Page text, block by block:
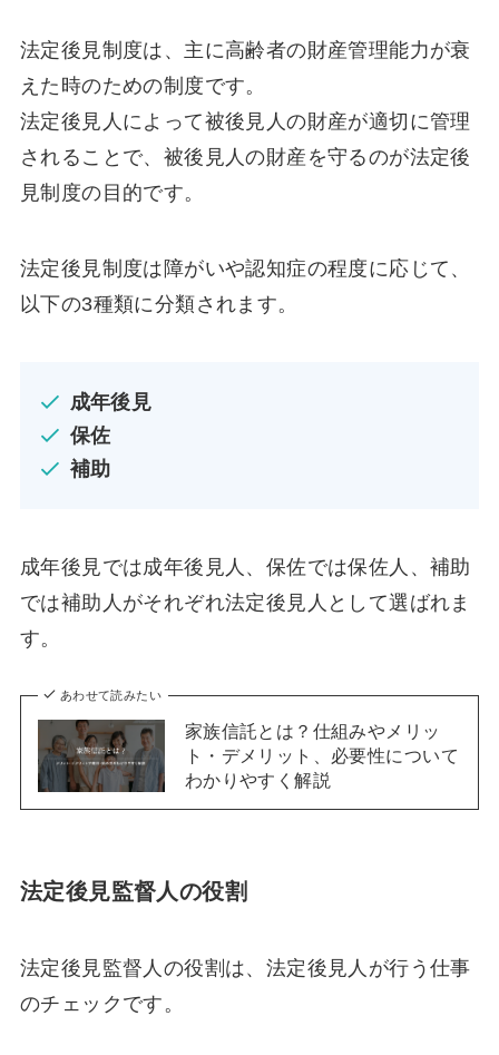
法定後見制度は、主に高齢者の財産管理能力が衰
えた時のための制度です。
法定後見人によって被後見人の財産が適切に管理
されることで、被後見人の財産を守るのが法定後
見制度の目的です。
法定後見制度は障がいや認知症の程度に応じて、
以下の3種類に分類されます。
成年後見
保佐
補助
成年後見では成年後見人、保佐では保佐人、補助
では補助人がそれぞれ法定後見人として選ばれま
す。
あわせて読みたい
家族信託とは？仕組みやメリッ
ト・デメリット、必要性について
わかりやすく解説
法定後見監督人の役割
法定後見監督人の役割は、法定後見人が行う仕事
のチェックです。